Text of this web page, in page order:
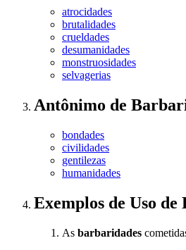
atrocidades
brutalidades
crueldades
desumanidades
monstruosidades
selvagerias
Antônimo de
bondades
civilidades
gentilezas
humanidades
Exemplos de Uso de
As barbaridades